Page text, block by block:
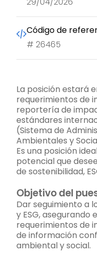
La posición estará
requerimientos de
reportería de
estándares
(Sistema de
Ambientales y
Es una posición
potencial que
de sostenibilidad,
Objetivo del
Dar seguimiento a
y ESG, asegurando
requerimientos de
de información
ambiental y social.
Código de
# 26465